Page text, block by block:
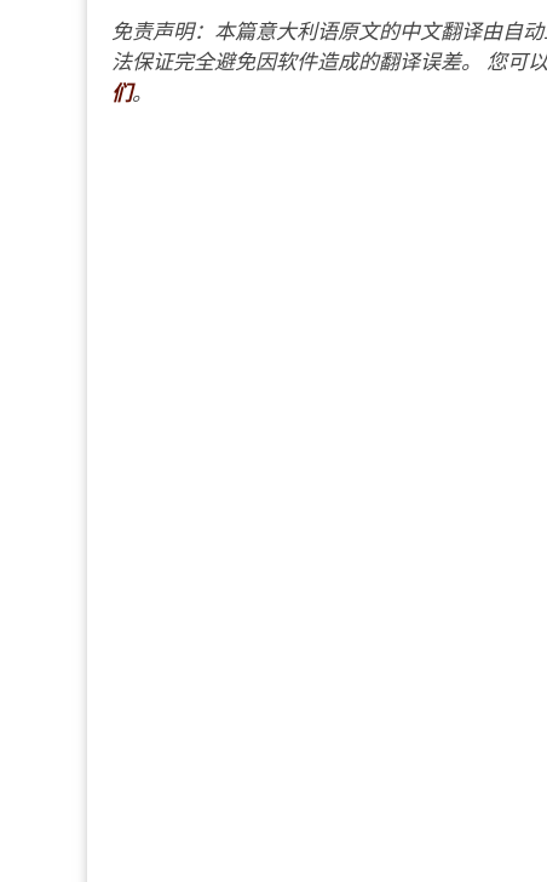
免责声明：本篇意大利语原文的中文翻译由自
法保证完全避免因软件造成的翻译误差。 您可
们。